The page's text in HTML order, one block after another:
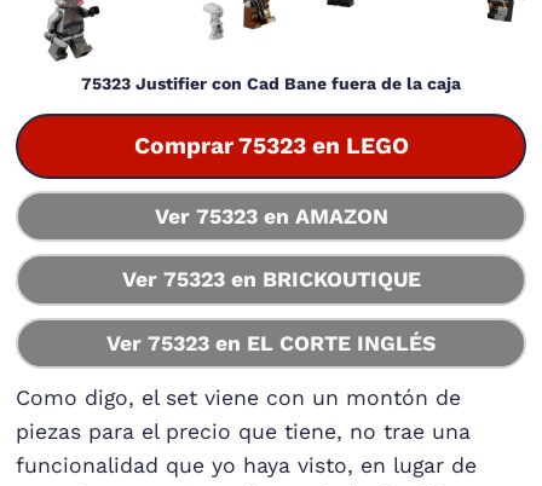
75323 Justifier con Cad Bane fuera de la caja
Comprar 75323 en LEGO
Ver 75323 en AMAZON
Ver 75323 en BRICKOUTIQUE
Ver 75323 en EL CORTE INGLÉS
Como digo, el set viene con un montón de
piezas para el precio que tiene, no trae una
funcionalidad que yo haya visto, en lugar de